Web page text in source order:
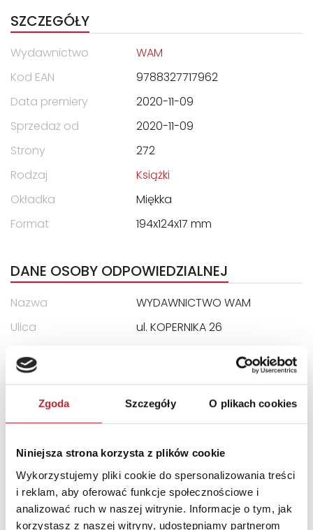
Zgoda Szczegóły O plikach cookies
Niniejsza strona korzysta z plików cookie
Wykorzystujemy pliki cookie do spersonalizowania treści
i reklam, aby oferować funkcje społecznościowe i
analizować ruch w naszej witrynie. Informacje o tym, jak
korzystasz z naszej witryny, udostępniamy partnerom
SZCZEGÓŁY
Wydawnictwo
WAM
Kod EAN
9788327717962
Data premiery
2020-11-09
Sprzedaż od
2020-11-09
Strony
272
Rodzaj
Książki
Okładka
Miękka
Format
194x124x17 mm
DANE OSOBY ODPOWIEDZIALNEJ
Nazwa
WYDAWNICTWO WAM
Ulica
ul. KOPERNIKA 26
Miasto
E-mail
handlowy@wydawnictwo
INNI KLIENCI KUPOWALI